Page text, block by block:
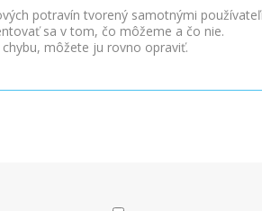
potravín tvorený samotnými
sa v tom, čo môžeme a čo nie.
môžete ju rovno opraviť.